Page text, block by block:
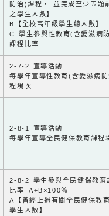
防治)課程， 並完成至少五題
之學生人數】
B【全校高年級學生總人數】
C 學生參與性教育(含愛滋病
課程比率
2-7-2 宣導活動
每學年宣導性教育(含愛滋病
程場次
2-8-1 宣導活動
每學年宣導全民健保教育課程
2-8-2 學生參與全民健保教育
比率=A÷B×100％
A【曾經上過有關全民健保教
學生人數】